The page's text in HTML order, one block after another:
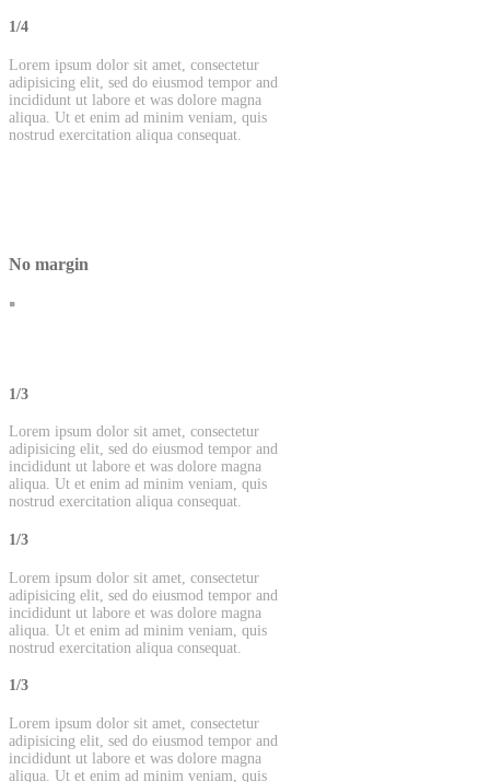
1/4
Lorem ipsum dolor sit amet, consectetur
adipisicing elit, sed do eiusmod tempor and
incididunt ut labore et was dolore magna
aliqua. Ut et enim ad minim veniam, quis
nostrud exercitation aliqua consequat.
No margin
1/3
Lorem ipsum dolor sit amet, consectetur
adipisicing elit, sed do eiusmod tempor and
incididunt ut labore et was dolore magna
aliqua. Ut et enim ad minim veniam, quis
nostrud exercitation aliqua consequat.
1/3
Lorem ipsum dolor sit amet, consectetur
adipisicing elit, sed do eiusmod tempor and
incididunt ut labore et was dolore magna
aliqua. Ut et enim ad minim veniam, quis
nostrud exercitation aliqua consequat.
1/3
Lorem ipsum dolor sit amet, consectetur
adipisicing elit, sed do eiusmod tempor and
incididunt ut labore et was dolore magna
aliqua. Ut et enim ad minim veniam, quis